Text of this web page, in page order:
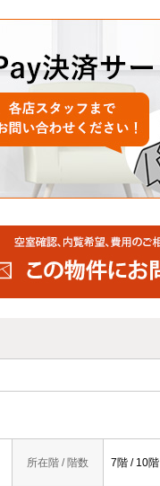
所在階 / 階数 7階 / 10階